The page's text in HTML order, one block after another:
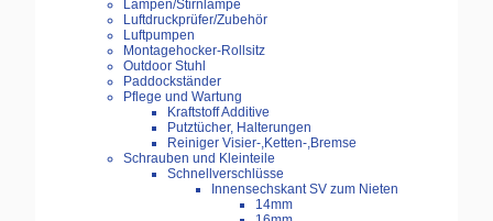
Lampen/Stirnlampe
Luftdruckprüfer/Zubehör
Luftpumpen
Montagehocker-Rollsitz
Outdoor Stuhl
Paddockständer
Pflege und Wartung
Kraftstoff Additive
Putztücher, Halterungen
Reiniger Visier-,Ketten-,Bremse
Schrauben und Kleinteile
Schnellverschlüsse
Innensechskant SV zum Nieten
14mm